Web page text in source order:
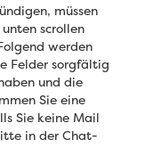
müssen
scrollen
werden
Felder sorgfältig
und die
Sie eine
Sie keine Mail
in der Chat-